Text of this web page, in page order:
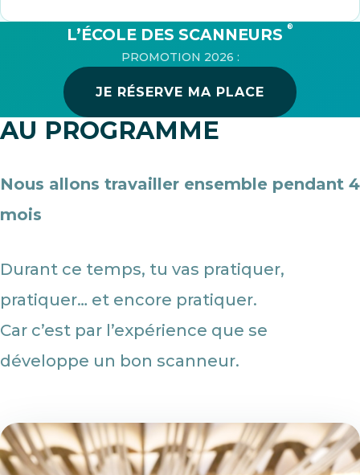
L’ÉCOLE DES SCANNEURS ®
PROMOTION 2026 :
JE RÉSERVE MA PLACE
AU PROGRAMME
Nous allons travailler ensemble pendant 4
mois
Durant ce temps, tu vas pratiquer,
pratiquer… et encore pratiquer.
Car c’est par l’expérience que se
développe un bon scanneur.